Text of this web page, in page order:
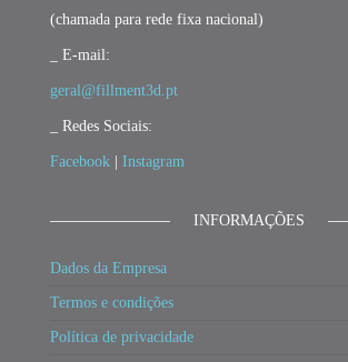
(chamada para rede fixa nacional)
_ E-mail:
geral@fillment3d.pt
_ Redes Sociais:
Facebook Instagram
INFORMAÇÕES
Dados da Empresa
Termos e condições
Política de privacidade